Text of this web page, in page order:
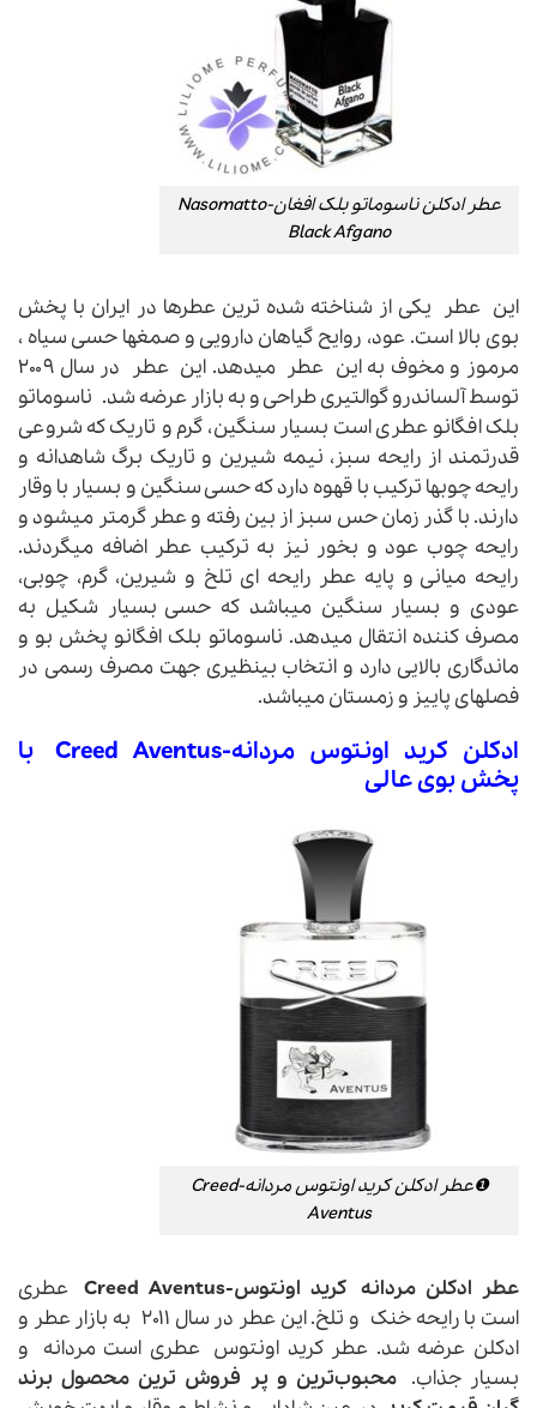
عطر ادکلن ناسوماتو بلک افغان-Nasomatto
Black Afgano
این عطر یکی از شناخته شده ترین عطرها در ایران با پخش
بوی بالا است. عود، روایح گیاهان دارویی و صمغها حسی سیاه ،
مرموز و مخوف به این عطر میدهد. این عطر در سال ۲۰۰۹
توسط آلساندرو گوالتیری طراحی و به بازار عرضه شد. ناسوماتو
بلک افگانو عطری است بسیار سنگین، گرم و تاریک که شروعی
قدرتمند از رایحه سبز، نیمه شیرین و تاریک برگ شاهدانه و
رایحه چوبها ترکیب با قهوه دارد که حسی سنگین و بسیار با وقار
دارند. با گذر زمان حس سبز از بین رفته و عطر گرمتر میشود و
رایحه چوب عود و بخور نیز به ترکیب عطر اضافه میگردند.
رایحه میانی و پایه عطر رایحه ای تلخ و شیرین، گرم، چوبی،
عودی و بسیار سنگین میباشد که حسی بسیار شکیل به
مصرف کننده انتقال میدهد. ناسوماتو بلک افگانو پخش بو و
ماندگاری بالایی دارد و انتخاب بینظیری جهت مصرف رسمی در
فصلهای پاییز و زمستان میباشد.
ادکلن کرید اونتوس مردانه-Creed Aventus
با
پخش بوی عالی
❶عطر ادکلن کرید اونتوس مردانه-Creed
Aventus
عطر ادکلن مردانهکرید اونتوس-Creed Aventus
عطری
است با رایحه خنک و تلخ. این عطر در سال ۲۰۱۱ به بازار عطر و
ادکلن عرضه شد. عطر کرید اونتوس عطری است مردانه و
بسیار جذاب.محبوب‌ترین و پر فروش ترین محصول برند